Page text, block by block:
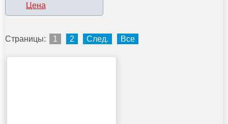
Цена
Страницы: 1 2 След. Все